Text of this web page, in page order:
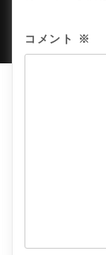
コメント ※